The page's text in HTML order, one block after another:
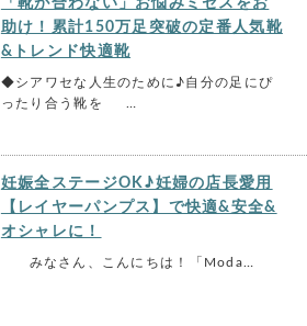
「靴が合わない」お悩みミセスをお
助け！累計150万足突破の定番人気靴
&トレンド快適靴
◆シアワセな人生のために♪自分の足にぴ
ったり合う靴を …
妊娠全ステージOK♪妊婦の店長愛用
【レイヤーパンプス】で快適&安全&
オシャレに！
みなさん、こんにちは！「Moda…